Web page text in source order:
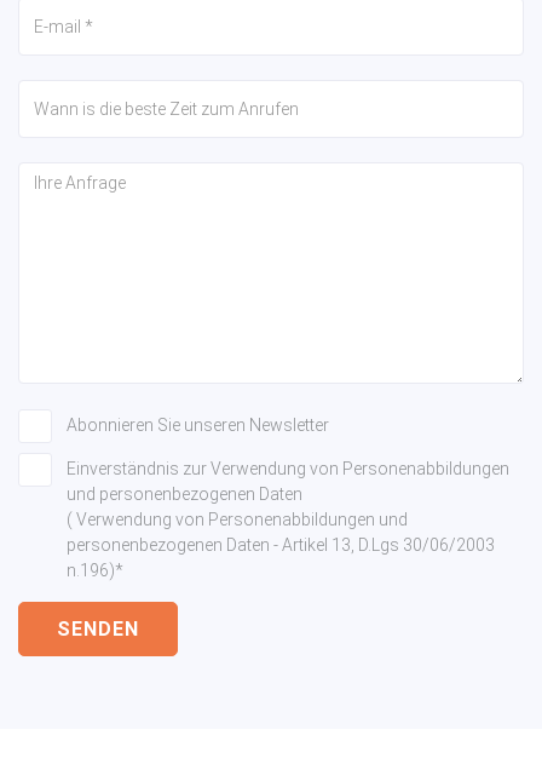
Abonnieren Sie unseren Newsletter
Einverständnis zur Verwendung von Personenabbildungen
und personenbezogenen Daten
( Verwendung von Personenabbildungen und
personenbezogenen Daten - Artikel 13, D.Lgs 30/06/2003
n.196)*
SENDEN